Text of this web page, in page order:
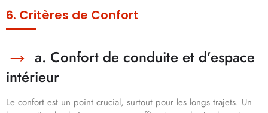
6. Critères de Confort
a. Confort de conduite et d’espace
intérieur
Le confort est un point crucial, surtout pour les longs trajets. Un